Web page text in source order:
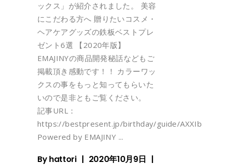
ックス」が紹介されました。 美容
にこだわる方へ 贈りたいコスメ・
ヘアケアグッズの鉄板ベストプレ
ゼント6選 【2020年版】
EMAJINYの商品開発秘話などもご
掲載頂き感動です！！ カラーワッ
クスの事をもっと知ってもらいた
いので是非ともご覧ください。
記事URL：
https://bestpresent.jp/birthday/guide/AXXIbgSj
Powered by EMAJINY
Byhattori
2020年10月9日